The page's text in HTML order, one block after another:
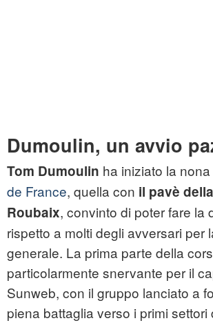
Dumoulin, un avvio
Tom Dumoulin ha iniziato la
de France, quella con il pavè
Roubaix, convinto di poter fare la
rispetto a molti degli avversari per
generale. La prima parte della
particolarmente snervante per il
Sunweb, con il gruppo lanciato a
piena battaglia verso i primi settori